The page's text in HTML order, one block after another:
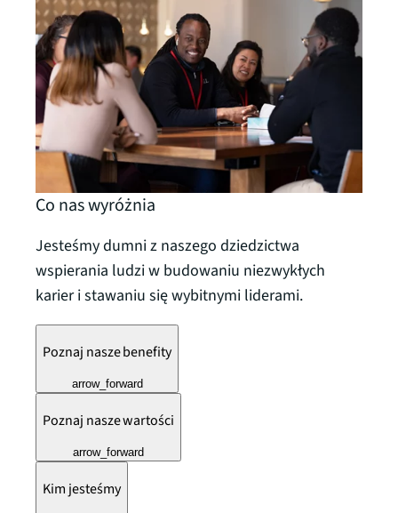
Co nas wyróżnia
Jesteśmy dumni z naszego dziedzictwa
wspierania ludzi w budowaniu niezwykłych
karier i stawaniu się wybitnymi liderami.
Poznaj nasze benefity
arrow_forward
Poznaj nasze wartości
arrow_forward
Kim jesteśmy